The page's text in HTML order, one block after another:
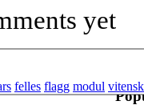
yet
felles flagg modul